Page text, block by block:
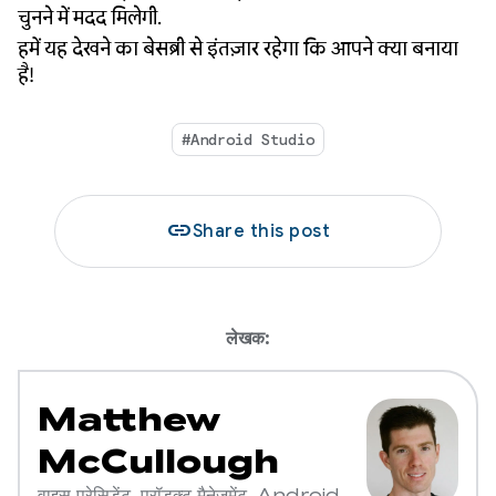
चुनने में मदद मिलेगी.
हमें यह देखने का बेसब्री से इंतज़ार रहेगा कि आपने क्या बनाया
है!
#Android Studio
linkShare this post
लेखक:
Matthew
McCullough